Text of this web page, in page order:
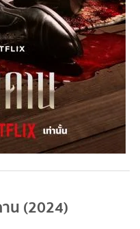
น (2024)